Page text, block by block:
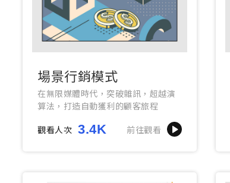
場景行銷模式
在無限媒體時代，突破雜訊，超越演
算法，打造自動獲利的顧客旅程
觀看人次 3.4K 前往觀看